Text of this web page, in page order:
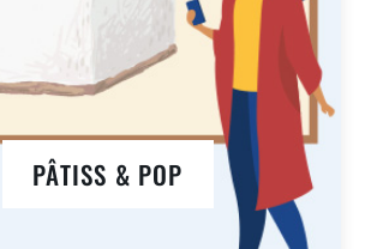
PÂTISS & POP